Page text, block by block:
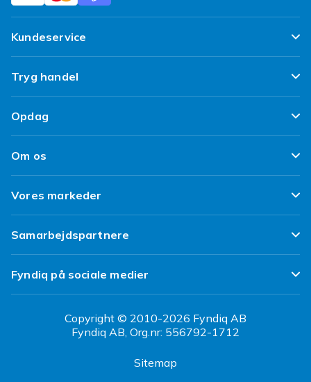
Kundeservice
Ofte stillede spørgsmål
Spor min pakke
Levering
Fortryd & returner her
Tryg handel
Tilfredshedsgaranti
Kundeanmeldelser
Brukt/ Refurbished
Opdag
Top 100 fund
Design dit eget tøj
Om os
Klimaarbejde
Job hos Fyndiq
Tilgængelighed
Transparensrapport
Vores markeder
Fyndiq Sverige
Fyndiq Finland
Fyndiq Norge
CDON Danmark
CDON Sverige
Samarbejdspartnere
Partner Help Center
Regler og kvalitet
Fyndiq på sociale medier
Copyright © 2010-2026 Fyndiq AB
Fyndiq AB, Org.nr: 556792-1712
Sitemap